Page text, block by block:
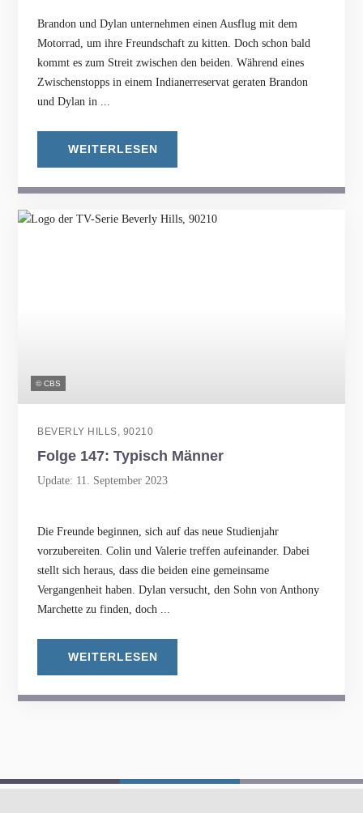
Brandon und Dylan unternehmen einen Ausflug mit dem
Motorrad, um ihre Freundschaft zu kitten. Doch schon bald
kommt es zum Streit zwischen den beiden. Während eines
Zwischenstopps in einem Indianerreservat geraten Brandon
und Dylan in ...
WEITERLESEN
© CBS
BEVERLY HILLS, 90210
Folge 147: Typisch Männer
Update: 11. September 2023
Die Freunde beginnen, sich auf das neue Studienjahr
vorzubereiten. Colin und Valerie treffen aufeinander. Dabei
stellt sich heraus, dass die beiden eine gemeinsame
Vergangenheit haben. Dylan versucht, den Sohn von Anthony
Marchette zu finden, doch ...
WEITERLESEN